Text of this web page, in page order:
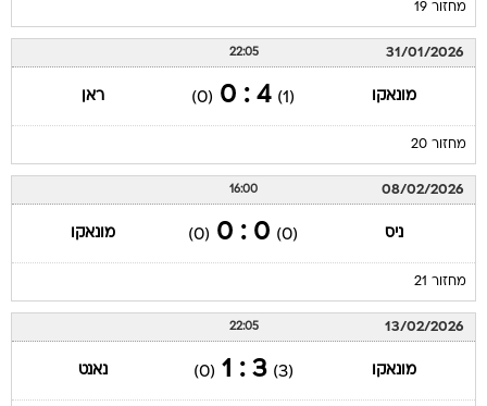
מחזור 19
31/01/2026
22:05
מונאקו (1)
4 : 0
(0) ראן
מחזור 20
08/02/2026
16:00
ניס (0)
0 : 0
(0) מונאקו
מחזור 21
13/02/2026
22:05
מונאקו (3)
3 : 1
(0) נאנט